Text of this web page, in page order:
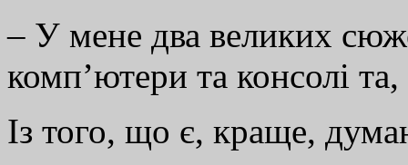
– У мене два великих
комп’ютери та консолі
Із того, що є, краще,